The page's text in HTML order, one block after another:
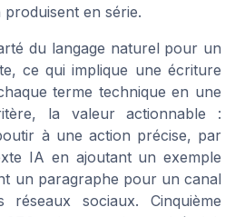
en série.
du langage naturel pour un
ce qui implique une écriture
terme technique en une
la valeur actionnable :
à une action précise, par
IA en ajoutant un exemple
un paragraphe pour un canal
réseaux sociaux. Cinquième